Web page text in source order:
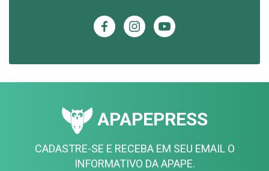
APAPEPRESS
CADASTRE-SE E RECEBA EM SEU EMAIL O
INFORMATIVO DA APAPE.